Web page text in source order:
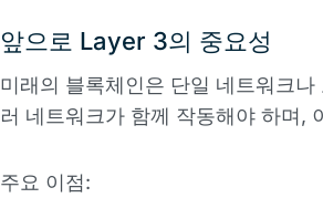
앞으로 Layer 3의 중요성
미래의 블록체인은 단일 네트워크
러 네트워크가 함께 작동해야 하며,
주요 이점: